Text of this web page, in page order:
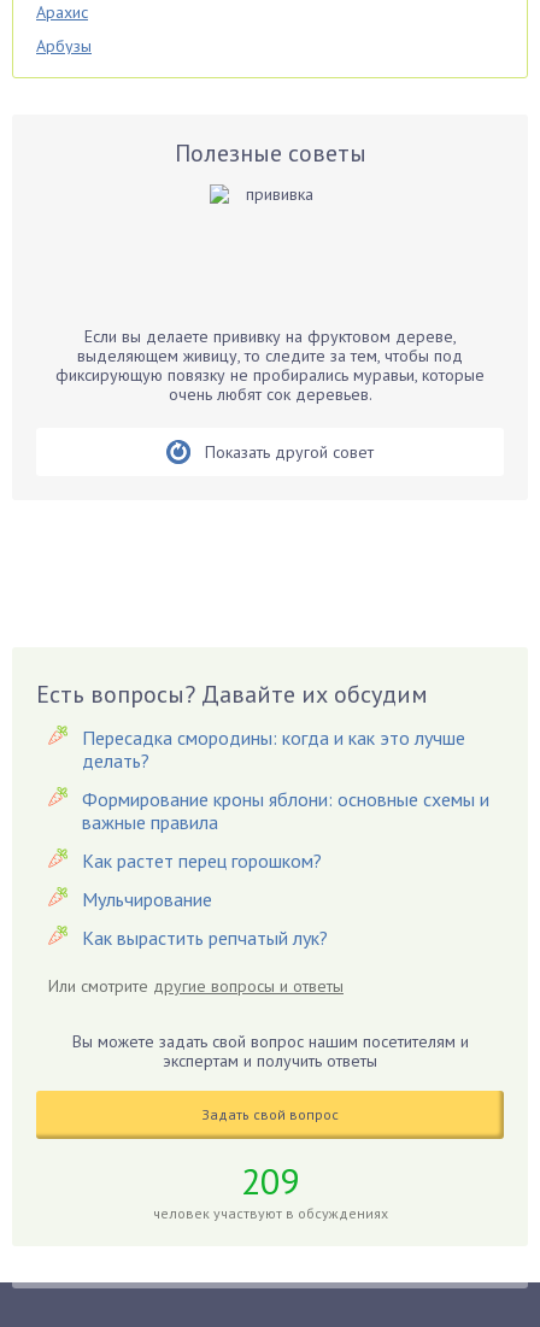
Арахис
Арбузы
Аспарагус
Бархатцы
Бегония
Вешенки
Виноград
Вредители
Гардения
Гацания
Гвоздики
Георгины
Гиацинт
Гладиолусы
Гранат
Полезные советы
Если вы делаете прививку на фруктовом дереве,
выделяющем живицу, то следите за тем, чтобы под
фиксирующую повязку не пробирались муравьи, которые
очень любят сок деревьев.
Показать другой совет
Есть вопросы? Давайте их обсудим
Пересадка смородины: когда и как это лучше
делать?
Формирование кроны яблони: основные схемы и
важные правила
Как растет перец горошком?
Мульчирование
Как вырастить репчатый лук?
Или смотрите другие вопросы и ответы
Вы можете задать свой вопрос нашим посетителям и
экспертам и получить ответы
Задать свой вопрос
209
человек участвуют в обсуждениях